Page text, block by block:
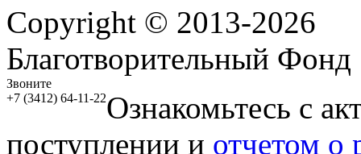
Copyright © 2013-2026
Благотворительный
Звоните
+7 (3412) 64-11-22Ознакомьтесь с
поступлении и отчетом о